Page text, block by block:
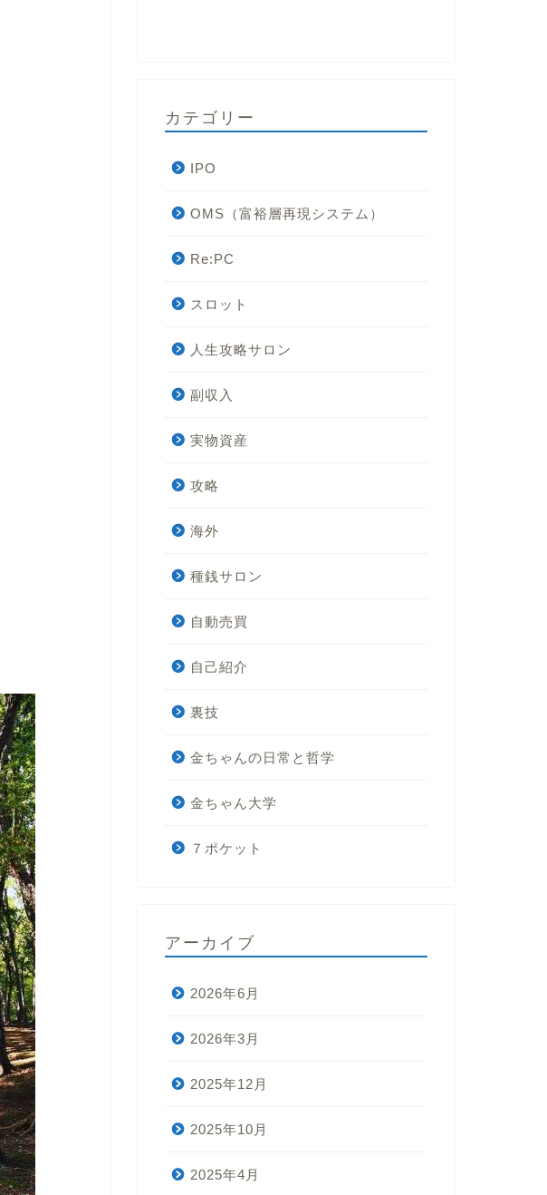
カテゴリー
IPO
OMS（富裕層再現システム）
Re:PC
スロット
人生攻略サロン
副収入
実物資産
攻略
海外
種銭サロン
自動売買
自己紹介
裏技
金ちゃんの日常と哲学
金ちゃん大学
７ポケット
アーカイブ
2026年6月
2026年3月
2025年12月
2025年10月
2025年4月